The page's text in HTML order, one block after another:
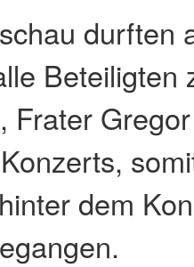
durften
Beteiligten
, Frater
dem